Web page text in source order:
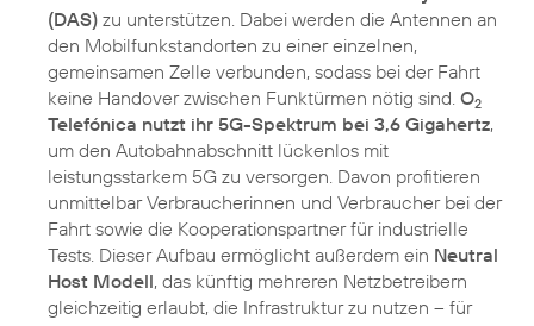
(DAS) zu unterstützen. Dabei werden die Antennen an
den Mobilfunkstandorten zu einer einzelnen,
gemeinsamen Zelle verbunden, sodass bei der Fahrt
keine Handover zwischen Funktürmen nötig sind. O2
Telefónica nutzt ihr 5G-Spektrum bei 3,6 Gigahertz,
um den Autobahnabschnitt lückenlos mit
leistungsstarkem 5G zu versorgen. Davon profitieren
unmittelbar Verbraucherinnen und Verbraucher bei der
Fahrt sowie die Kooperationspartner für industrielle
Tests. Dieser Aufbau ermöglicht außerdem ein Neutral
Host Modell, das künftig mehreren Netzbetreibern
gleichzeitig erlaubt, die Infrastruktur zu nutzen – für